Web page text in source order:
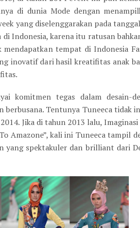
di dunia Mode dengan
yang diselenggarakan pada
Indonesia, karena itu ratusan
tempat di Indonesia
inovatif dari hasil kreatifitas anak
komitmen tegas dalam desain-
berbusana. Tentunya Tuneeca tidak
Jika di tahun 2013 lalu,
Amazone”, kali ini Tuneeca tampil
yang spektakuler dan brilliant dari